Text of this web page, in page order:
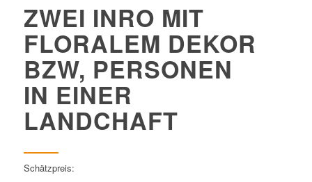
ZWEI INRO MIT
FLORALEM DEKOR
BZW, PERSONEN
IN EINER
LANDCHAFT
Schätzpreis: